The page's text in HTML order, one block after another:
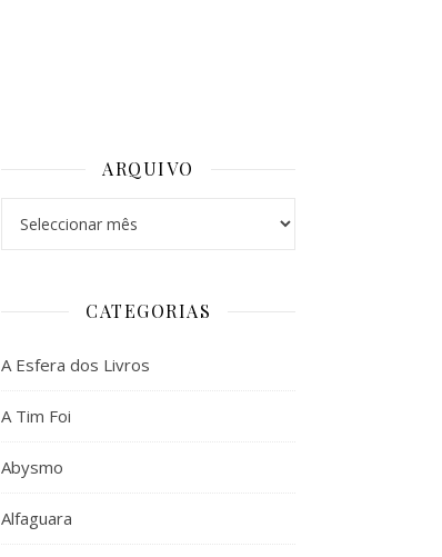
ARQUIVO
CATEGORIAS
A Esfera dos Livros
A Tim Foi
Abysmo
Alfaguara